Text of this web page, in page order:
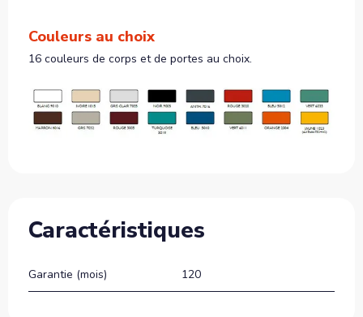
Couleurs au choix
16 couleurs de corps et de portes au choix.
Caractéristiques
Garantie (mois) 120